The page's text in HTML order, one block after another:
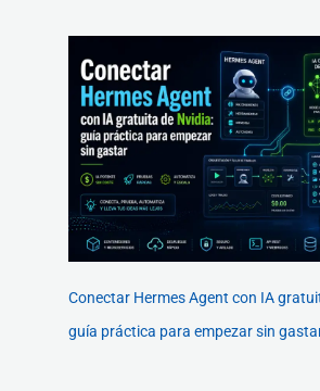
Conectar Hermes Agent con IA
guía práctica para empezar sin